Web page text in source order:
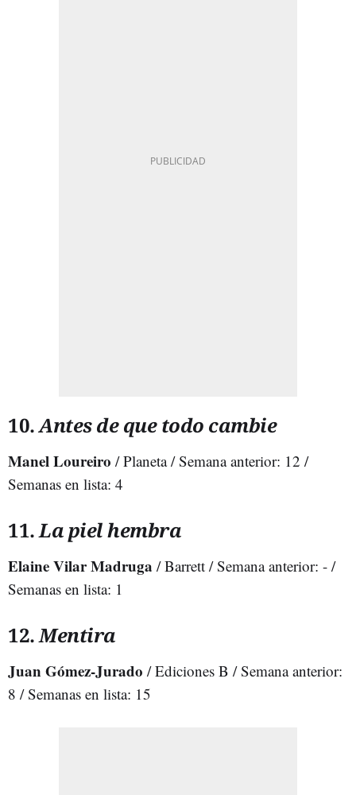
10.Antes de que todo cambie
Manel Loureiro / Planeta / Semana anterior: 12 /
Semanas en lista: 4
11.La piel hembra
Elaine Vilar Madruga / Barrett / Semana anterior: - /
Semanas en lista: 1
12.Mentira
Juan Gómez-Jurado / Ediciones B / Semana anterior:
8 / Semanas en lista: 15